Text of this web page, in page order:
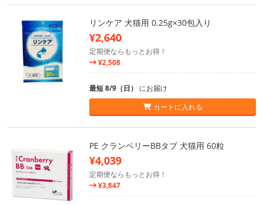
リンケア 犬猫用 0.25g×30包入り
¥2,640
定期便ならもっとお得！
¥2,508
最短 8/9（日） にお届け
カートに入れる
PE クランベリーBBタブ 犬猫用 60粒
¥4,039
定期便ならもっとお得！
¥3,847